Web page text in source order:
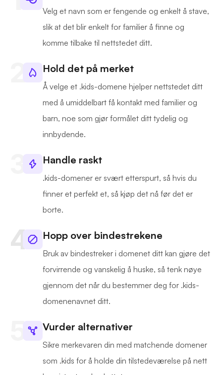
Velg et navn som er fengende og enkelt å stave,
slik at det blir enkelt for familier å finne og
komme tilbake til nettstedet ditt.
Hold det på merket
Å velge et .kids-domene hjelper nettstedet ditt
med å umiddelbart få kontakt med familier og
barn, noe som gjør formålet ditt tydelig og
innbydende.
Handle raskt
.kids-domener er svært etterspurt, så hvis du
finner et perfekt et, så kjøp det nå før det er
borte.
Hopp over bindestrekene
Bruk av bindestreker i domenet ditt kan gjøre det
forvirrende og vanskelig å huske, så tenk nøye
gjennom det når du bestemmer deg for .kids-
domenenavnet ditt.
Vurder alternativer
Sikre merkevaren din med matchende domener
som .kids for å holde din tilstedeværelse på nett